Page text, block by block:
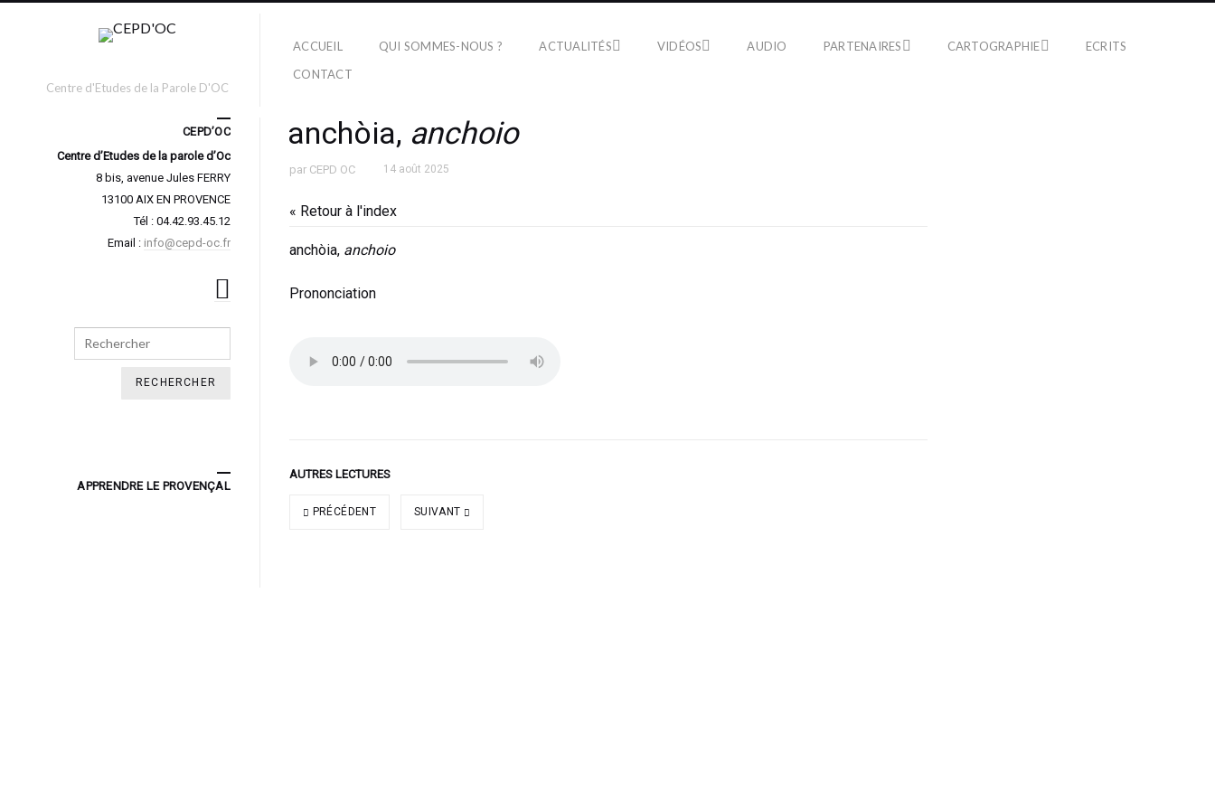
Centre d'Etudes de la Parole D'OC
ACCUEIL QUI SOMMES-NOUS ? ACTUALITÉS VIDÉOS AUDIO PARTENAIRES CARTOGRAPHIE
ECRITS
CONTACT
anchòia, anchoio
par CEPD OC 14 août 2025
« Retour à l'index
anchòia, anchoio
Prononciation
AUTRES LECTURES
PRÉCÉDENT SUIVANT
CEPD’OC
Centre d’Etudes de la parole d’Oc
8 bis, avenue Jules FERRY
13100 AIX EN PROVENCE
Tél : 04.42.93.45.12
Email : info@cepd-oc.fr
Search
APPRENDRE LE PROVENÇAL